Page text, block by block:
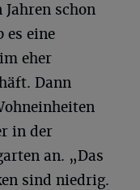
schon
es eine
eher
Dann
in der
an. „Das
sind niedrig.